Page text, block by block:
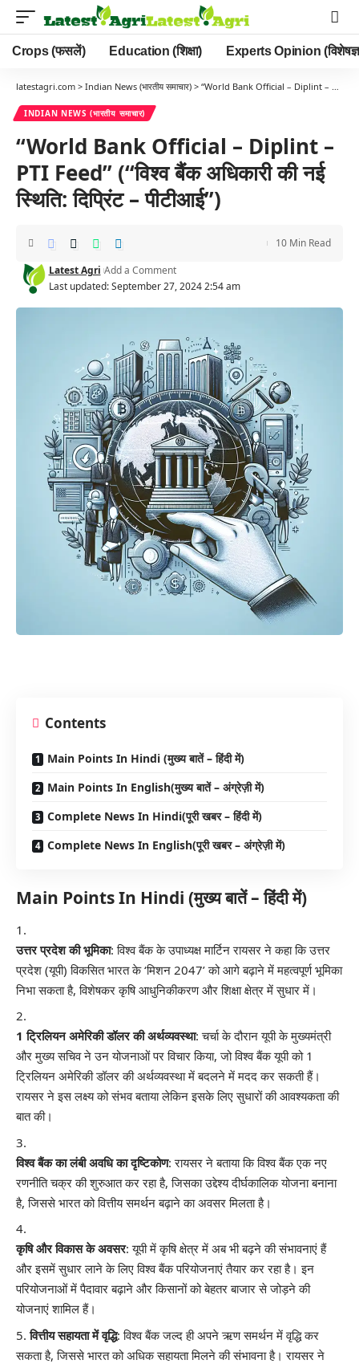
Crops (फसलें) Education (शिक्षा) Experts Opinion (विशेषज्ञ
latestagri.com > Indian News (भारतीय समाचार) > “World Bank Official – Diplint – PTI Feed” (“विश्व बैंक अधिकारी की नई स्थिति: दिप्रिंट – पीटीआई”)
INDIAN NEWS (भारतीय समाचार)
“World Bank Official – Diplint –
PTI Feed” (“विश्व बैंक अधिकारी की नई
स्थिति: दिप्रिंट – पीटीआई”)
Last updated: September 27, 2024 2:54 am
Latest Agri Add a Comment
10 Min Read
Contents
Main Points In Hindi (मुख्य बातें – हिंदी में)
Main Points In English(मुख्य बातें – अंग्रेज़ी में)
Complete News In Hindi(पूरी खबर – हिंदी में)
Complete News In English(पूरी खबर – अंग्रेज़ी में)
Main Points In Hindi (मुख्य बातें – हिंदी में)
उत्तर प्रदेश की भूमिका: विश्व बैंक के उपाध्यक्ष मार्टिन रायसर ने कहा कि उत्तर
प्रदेश (यूपी) विकसित भारत के ‘मिशन 2047’ को आगे बढ़ाने में महत्वपूर्ण भूमिका
निभा सकता है, विशेषकर कृषि आधुनिकीकरण और शिक्षा क्षेत्र में सुधार में।
1 ट्रिलियन अमेरिकी डॉलर की अर्थव्यवस्था: चर्चा के दौरान यूपी के मुख्यमंत्री
और मुख्य सचिव ने उन योजनाओं पर विचार किया, जो विश्व बैंक यूपी को 1
ट्रिलियन अमेरिकी डॉलर की अर्थव्यवस्था में बदलने में मदद कर सकती हैं।
रायसर ने इस लक्ष्य को संभव बताया लेकिन इसके लिए सुधारों की आवश्यकता की
बात की।
विश्व बैंक का लंबी अवधि का दृष्टिकोण: रायसर ने बताया कि विश्व बैंक एक नए
रणनीति चक्र की शुरुआत कर रहा है, जिसका उद्देश्य दीर्घकालिक योजना बनाना
है, जिससे भारत को वित्तीय समर्थन बढ़ाने का अवसर मिलता है।
कृषि और विकास के अवसर: यूपी में कृषि क्षेत्र में अब भी बढ़ने की संभावनाएं हैं
और इसमें सुधार लाने के लिए विश्व बैंक परियोजनाएं तैयार कर रहा है। इन
परियोजनाओं में पैदावार बढ़ाने और किसानों को बेहतर बाजार से जोड़ने की
योजनाएं शामिल हैं।
वित्तीय सहायता में वृद्धि: विश्व बैंक जल्द ही अपने ऋण समर्थन में वृद्धि कर
सकता है, जिससे भारत को अधिक सहायता मिलने की संभावना है। रायसर ने